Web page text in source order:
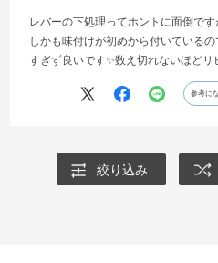
レバーの下処理ってホントに面倒で
しかも味付けが初めから付いている
すぎず良いです✨数え切れないほどリ
参考に
絞り込み